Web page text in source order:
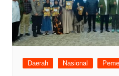
Daerah Nasional